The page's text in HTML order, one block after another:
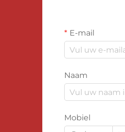
E-mail
Naam
Mobiel